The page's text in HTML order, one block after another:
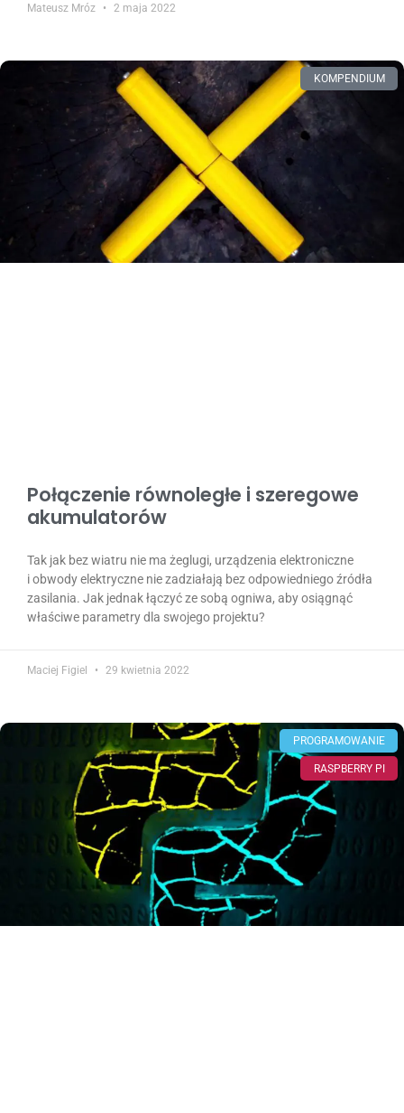
Mateusz Mróz 2 maja 2022
KOMPENDIUM
Połączenie równoległe i szeregowe
akumulatorów
Tak jak bez wiatru nie ma żeglugi, urządzenia elektroniczne
i obwody elektryczne nie zadziałają bez odpowiedniego źródła
zasilania. Jak jednak łączyć ze sobą ogniwa, aby osiągnąć
właściwe parametry dla swojego projektu?
Maciej Figiel 29 kwietnia 2022
PROGRAMOWANIE
RASPBERRY PI